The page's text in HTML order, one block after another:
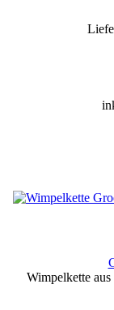
Wimpelkette